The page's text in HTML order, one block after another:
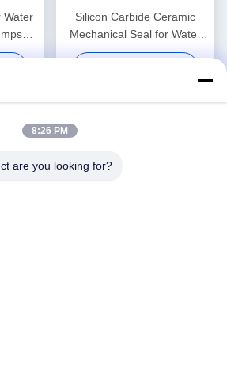
Water
Silicon Carbide Ceramic
Mechanical Seal for Water
Pump
8:26 PM
are you looking for?